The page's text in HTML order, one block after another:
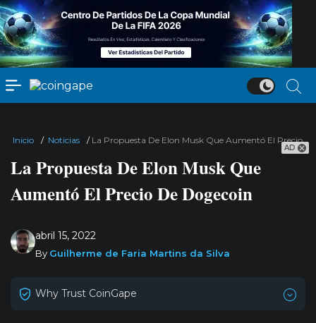
AD
Inicio / Noticias / La Propuesta De Elon Musk Que Aumentó El Precio
La Propuesta De Elon Musk Que
Aumentó El Precio De Dogecoin
abril 15, 2022
By Guilherme de Faria Martins da Silva
Why Trust CoinGape